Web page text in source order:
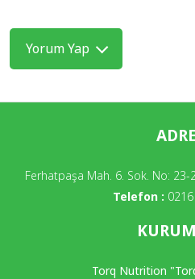
Yorum Yap
Ferhatpaşa Mah. 6. Sok. No:
Telefon :
Torq Nutrition